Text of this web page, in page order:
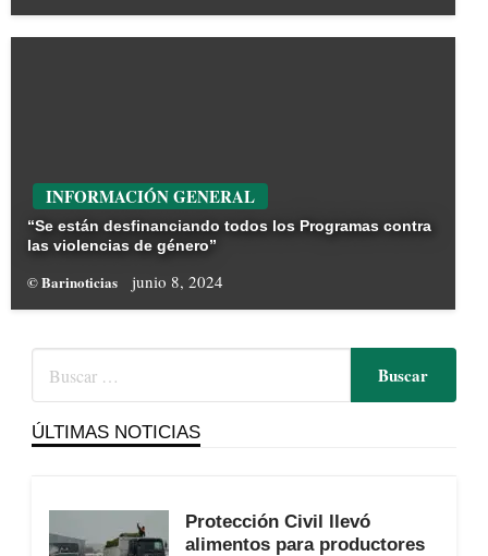
INFORMACIÓN GENERAL
“Se están desfinanciando todos los Programas contra
las violencias de género”
© Barinoticias junio 8, 2024
ÚLTIMAS NOTICIAS
Protección Civil llevó
alimentos para productores